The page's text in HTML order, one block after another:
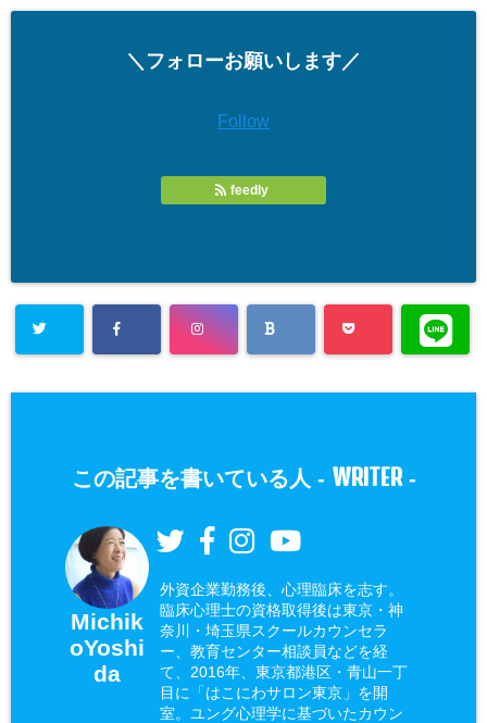
＼フォローお願いします／
Follow
feedly
この記事を書いている人 - WRITER-
Michik
oYoshi
da
外資企業勤務後、心理臨床を志す。
臨床心理士の資格取得後は東京・神
奈川・埼玉県スクールカウンセラ
ー、教育センター相談員などを経
て、2016年、東京都港区・青山一丁
目に「はこにわサロン東京」を開
室。ユング心理学に基づいたカウン